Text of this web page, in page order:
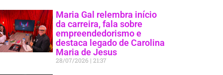
Maria Gal relembra início
da carreira, fala sobre
empreendedorismo e
destaca legado de Carolina
Maria de Jesus
28/07/2026 21:37